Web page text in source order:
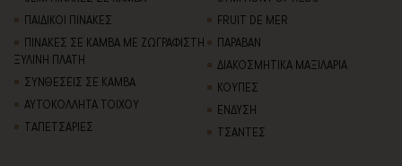
ΠΑΙΔΙΚΟΙ ΠΙΝΑΚΕΣ
ΠΙΝΑΚΕΣ ΣΕ ΚΑΜΒΑ ΜΕ ΖΩΓΡΑΦΙΣΤΗ
ΞΥΛΙΝΗ ΠΛΑΤΗ
ΣΥΝΘΕΣΕΙΣ ΣΕ ΚΑΜΒΑ
ΑΥΤΟΚΟΛΛΗΤΑ ΤΟΙΧΟΥ
TΑΠΕΤΣΑΡΙΕΣ
FRUIT DE MER
ΠΑΡΑΒΑΝ
ΔΙΑΚΟΣΜΗΤΙΚΑ ΜΑΞΙΛΑΡΙΑ
ΚΟΥΠΕΣ
ΕΝΔΥΣΗ
ΤΣΑΝΤΕΣ